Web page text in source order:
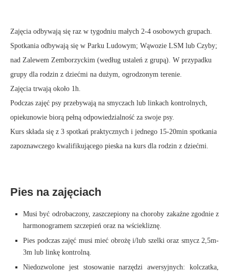
Zajęcia odbywają się raz w tygodniu małych 2-4 osobowych grupach.
Spotkania odbywają się w Parku Ludowym; Wąwozie LSM lub Czyby;
nad Zalewem Zemborzyckim (według ustaleń z grupą). W przypadku
grupy dla rodzin z dziećmi na dużym, ogrodzonym terenie.
Zajęcia trwają około 1h.
Podczas zajęć psy przebywają na smyczach lub linkach kontrolnych,
opiekunowie biorą pełną odpowiedzialność za swoje psy.
Kurs składa się z 3 spotkań praktycznych i jednego 15-20min spotkania
zapoznawczego kwalifikującego pieska na kurs dla rodzin z dziećmi.
Pies na zajęciach
Musi być odrobaczony, zaszczepiony na choroby zakaźne zgodnie z
harmonogramem szczepień oraz na wściekliznę.
Pies podczas zajęć musi mieć obrożę i/lub szelki oraz smycz 2,5m-
3m lub linkę kontrolną.
Niedozwolone jest stosowanie narzędzi awersyjnych: kolczatka,